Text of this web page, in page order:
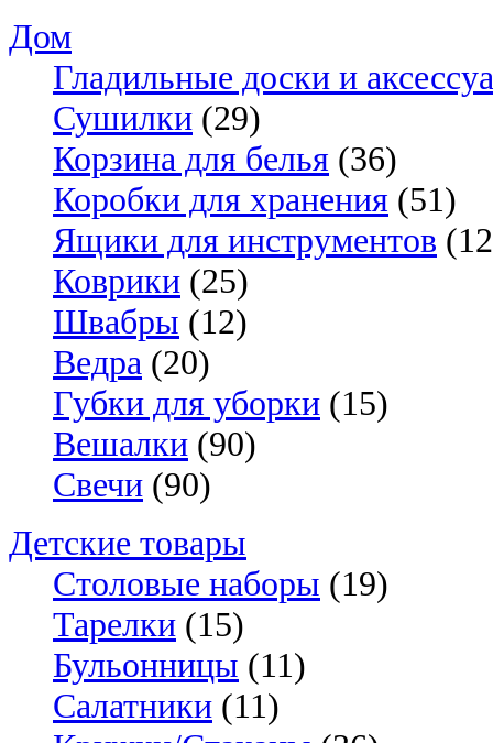
Дом
Гладильные доски и
Сушилки (29)
Корзина для белья (36)
Коробки для хранения (51)
Ящики для инструментов
Коврики (25)
Швабры (12)
Ведра (20)
Губки для уборки (15)
Вешалки (90)
Свечи (90)
Детские товары
Столовые наборы (19)
Тарелки (15)
Бульонницы (11)
Салатники (11)